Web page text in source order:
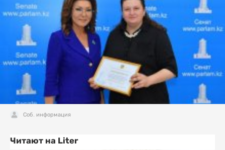
Соб. информация
Читают на Liter